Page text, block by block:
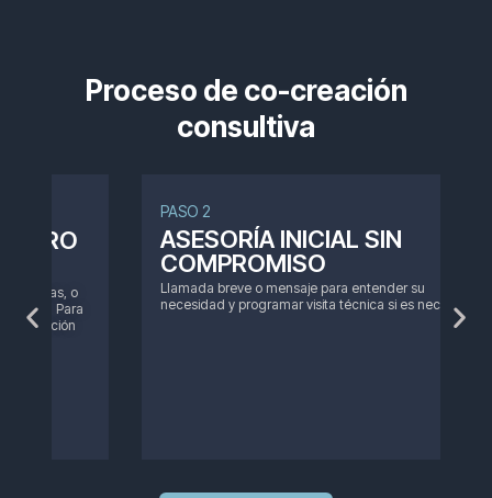
Proceso de co-creación
consultiva
ASESORÍA INICIAL SIN
COMPROMISO
Llamada breve o mensaje para entender su
necesidad y programar visita técnica si es necesario.